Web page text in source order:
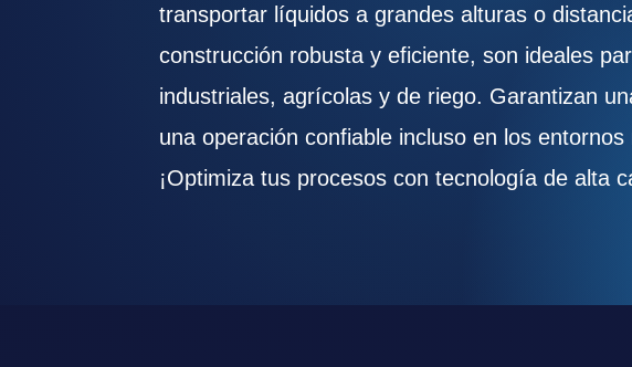
transportar líquidos a grandes alturas o
construcción robusta y eficiente, son ideales
industriales, agrícolas y de riego. Garantizan
una operación confiable incluso en los
¡Optimiza tus procesos con tecnología de alta